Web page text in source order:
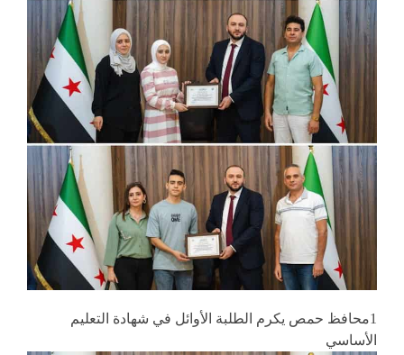
1محافظ حمص يكرم الطلبة الأوائل في شهادة التعليم
الأساسي